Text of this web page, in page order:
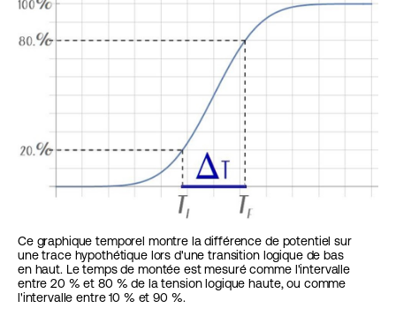
Ce graphique temporel montre la différence de potentiel sur
une trace hypothétique lors d'une transition logique de bas
en haut. Le temps de montée est mesuré comme l'intervalle
entre 20 % et 80 % de la tension logique haute, ou comme
l'intervalle entre 10 % et 90 %.